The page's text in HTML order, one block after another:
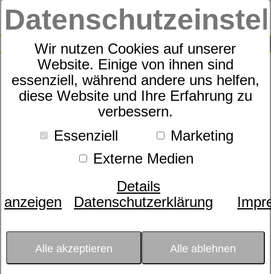
Wir nutzen Cookies auf unserer
Website. Einige von ihnen sind
essenziell, während andere uns helfen,
diese Website und Ihre Erfahrung zu
verbessern.
Essenziell
Marketing
Externe Medien
Details
anzeigen
Datenschutzerklärung
Alle akzeptieren Alle ablehnen
SUCHE
0
Steiff Mini-Kids Langarmshirt
in Hellblau mit eingestrickter
Punkteoptik